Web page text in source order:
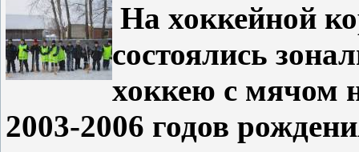
На хоккейной
состоялись
хоккею с мячом
2003-2006 годов